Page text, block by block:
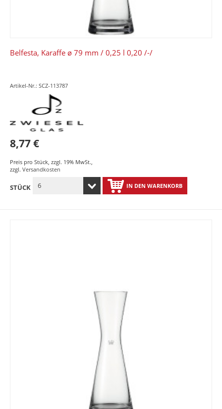
Belfesta, Karaffe ø 79 mm / 0,25 l 0,20 /-/
Artikel-Nr.: SCZ-113787
8,77 €
Preis pro Stück zzgl. 19% MwSt.
zzgl. Versandkosten
STÜCK IN DEN WARENKORB